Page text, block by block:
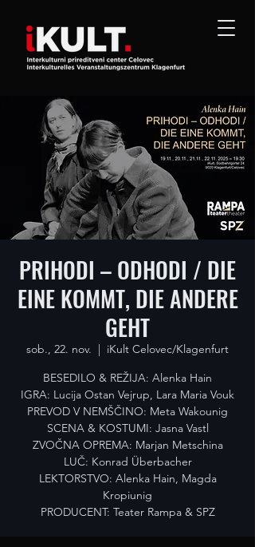
PRIHODI – ODHODI / DIE
EINE KOMMT, DIE ANDERE
GEHT
sob., 22. nov.
  |
iKult Celovec/Klagenfurt
BESEDILO & REŽIJA: Alenka Hain
IGRA: Lucija Ostan Vejrup, Lara Maria Vouk
PREVOD V NEMŠČINO: Meta Wakounig
SCENA & KOSTUMI: Jasna Vastl
ZVOČNA OPREMA: Marjan Metschina
LUČ: Konrad Überbacher
LEKTORSTVO: Alenka Hain, Magda
Kropiunig
PRODUCENT: Teater Rampa & SPZ